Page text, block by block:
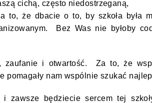
cichą, często niedostrzeganą,
że dbacie o to, by szkoła była
Bez Was nie byłoby
zaufanie i otwartość. Za to, że
pomagały nam wspólnie szukać
zawsze będziecie sercem tej